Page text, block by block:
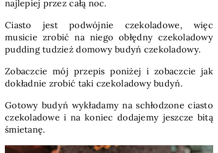
najlepiej przez całą noc.
Ciasto jest podwójnie czekoladowe, więc
musicie zrobić na niego obłędny czekoladowy
pudding tudzież domowy budyń czekoladowy.
Zobaczcie mój przepis poniżej i zobaczcie jak
dokładnie zrobić taki czekoladowy budyń.
Gotowy budyń wykładamy na schłodzone ciasto
czekoladowe i na koniec dodajemy jeszcze bitą
śmietanę.